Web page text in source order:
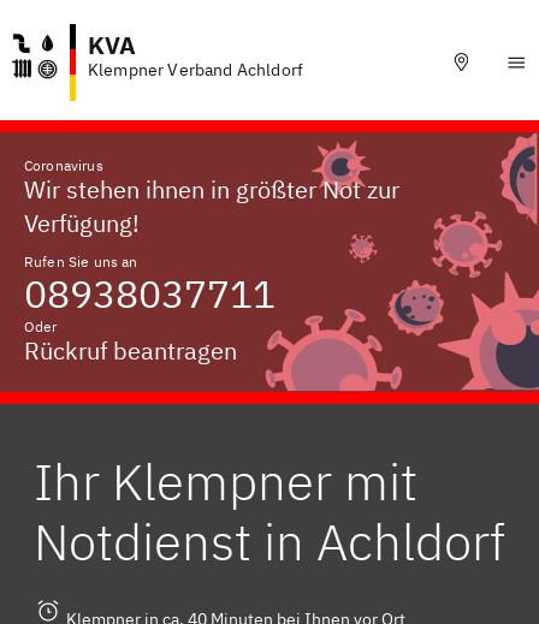
KVA
Klempner Verband Achldorf
Coronavirus
Wir stehen ihnen in größter Not zur
Verfügung!
Rufen Sie uns an
08938037711
Oder
Rückruf beantragen
Ihr Klempner mit
Notdienst in Achldorf
Klempner in ca. 40 Minuten bei Ihnen vor Ort